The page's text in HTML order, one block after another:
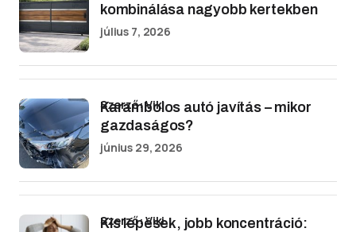
kombinálása nagyobb kertekben
július 7, 2026
Karambolos autó javítás – mikor
gazdaságos?
Szerző: Viki
június 29, 2026
Kis lépések, jobb koncentráció:
Szerző: Viki